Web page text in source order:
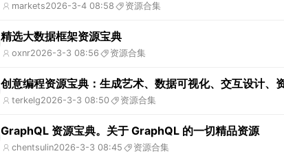
markets2026-3-4 08:58 资源合集
精选大数据框架资源宝典
oxnr2026-3-3 08:56 资源合集
创意编程资源宝典：生成艺术、数据可视化、交互设计、
terkelg2026-3-3 08:50 资源合集
GraphQL 资源宝典。关于 GraphQL 的一切精品资源
chentsulin2026-3-3 08:45 资源合集